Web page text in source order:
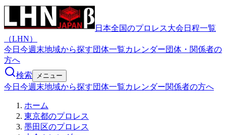
日本全国のプロレス大会日程一覧
（LHN）
今日 今週末地域から探す団体一覧カレンダー団体・関係者の
方へ
検索
メニュー
今日 今週末地域から探す団体一覧カレンダー関係者の方へ
ホーム
東京都のプロレス
墨田区のプロレス